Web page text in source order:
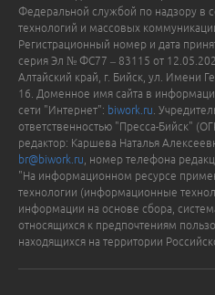
Федеральной службой по надзору в
технологий и массовых
Регистрационный номер и дата
серия Эл № ФС77 – 83115 от
Алтайский край, г. Бийск, ул. Имени
16. Доменное имя сайта в
сети "Интернет": biwork.ru .
ответственностью "Пресса-Бийск"
редактор: Каршева Наталья
br@biwork.ru , номер телефона
"На информационном ресурсе
технологии (информационные
информации на основе сбора,
относящихся к предпочтениям
находящихся на территории